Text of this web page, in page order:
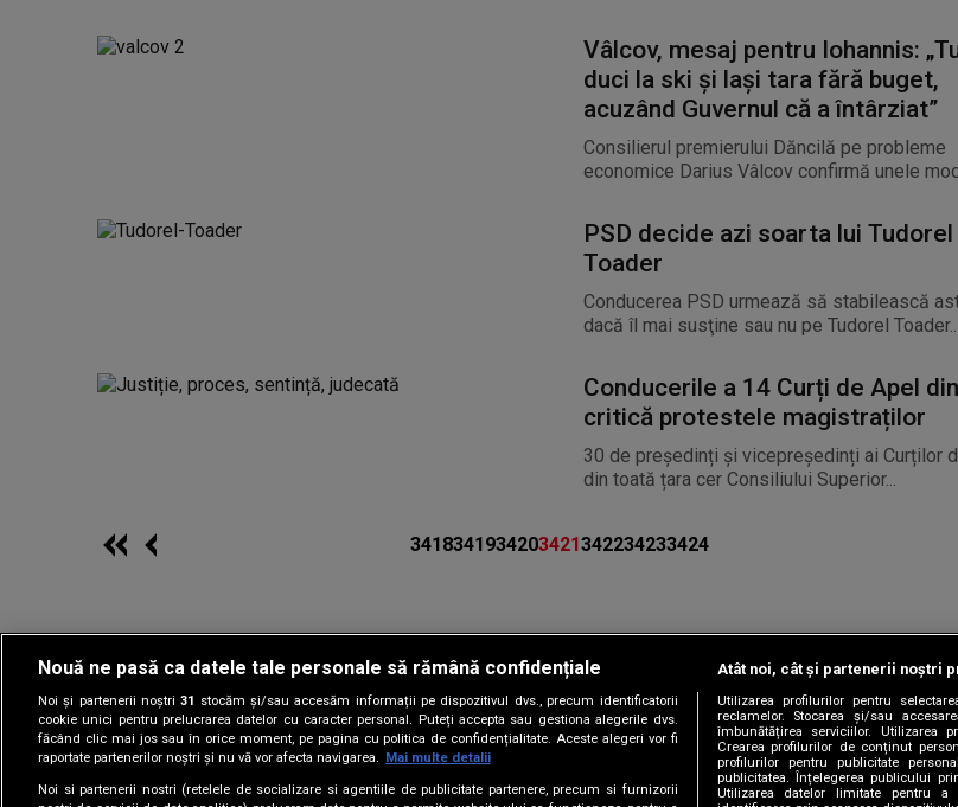
Vâlcov, mesaj pentru Iohannis:
duci la ski şi laşi tara fără buget,
acuzând Guvernul că a întârziat”
Consilierul premierului Dăncilă pe probleme
economice Darius Vâlcov confirmă unele
PSD decide azi soarta lui Tudorel
Toader
Conducerea PSD urmează să stabilească
dacă îl mai susţine sau nu pe Tudorel Toader...
Conducerile a 14 Curți de Apel
critică protestele magistraților
30 de președinți și vicepreședinți ai Curților
din toată țara cer Consiliului Superior...
3418341934203421342234233424
Copyright © 2026 / DIGI ROMANIA S.A.
Gestionați preferințele|Termeni și condiții |Politica de confidențialitate|
Nouă ne pasă ca datele tale personale să rămână confidențiale
Noi și partenerii noștri31 stocăm și/sau accesăm informații pe dispozitivul dvs., precum identificatorii
cookie unici pentru prelucrarea datelor cu caracter personal. Puteți accepta sau gestiona alegerile dvs.
făcând clic mai jos sau în orice moment, pe pagina cu politica de confidențialitate. Aceste alegeri vor fi
raportate partenerilor noștri și nu vă vor afecta navigarea. Mai multe detalii
Noi si partenerii nostri (retelele de socializare si agentiile de publicitate partenere, precum si furnizorii
Atât noi, cât și partenerii noștri
Utilizarea profilurilor pentru
reclamelor. Stocarea și/sau
îmbunătățirea serviciilor. Utilizarea
Crearea profilurilor de conținut
profilurilor pentru publicitate
publicitatea. Înțelegerea publicului
Utilizarea datelor limitate pentru